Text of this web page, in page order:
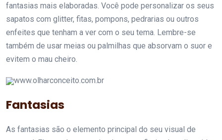
fantasias mais elaboradas. Você pode personalizar os seus
sapatos com glitter, fitas, pompons, pedrarias ou outros
enfeites que tenham a ver com o seu tema. Lembre-se
também de usar meias ou palmilhas que absorvam o suor e
evitem o mau cheiro.
www.olharconceito.com.br
Fantasias
As fantasias são o elemento principal do seu visual de